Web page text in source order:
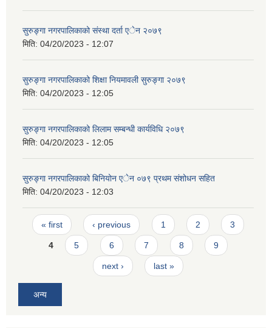
सुरुङ्गा नगरपालिकाको संस्था दर्ता एेन २०७९
मिति: 04/20/2023 - 12:07
सुरुङ्गा नगरपालिकाको शिक्षा नियमावली सुरुङ्गा २०७९
मिति: 04/20/2023 - 12:05
सुरुङ्गा नगरपालिकाको लिलाम सम्बन्धी कार्यविधि २०७९
मिति: 04/20/2023 - 12:05
सुरुङ्गा नगरपालिकाको बिनियोन एेन ०७९ प्रथम संशोधन सहित
मिति: 04/20/2023 - 12:03
Pages
« first ‹ previous 1 2 3
4 5 6 7 8 9
next › last »
अन्य